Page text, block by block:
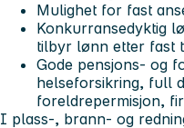
Mulighet for fast
Konkurransedyktig
tilbyr lønn etter fast
Gode pensjons- og
helseforsikring, full
foreldrepermisjon,
I plass-, brann- og